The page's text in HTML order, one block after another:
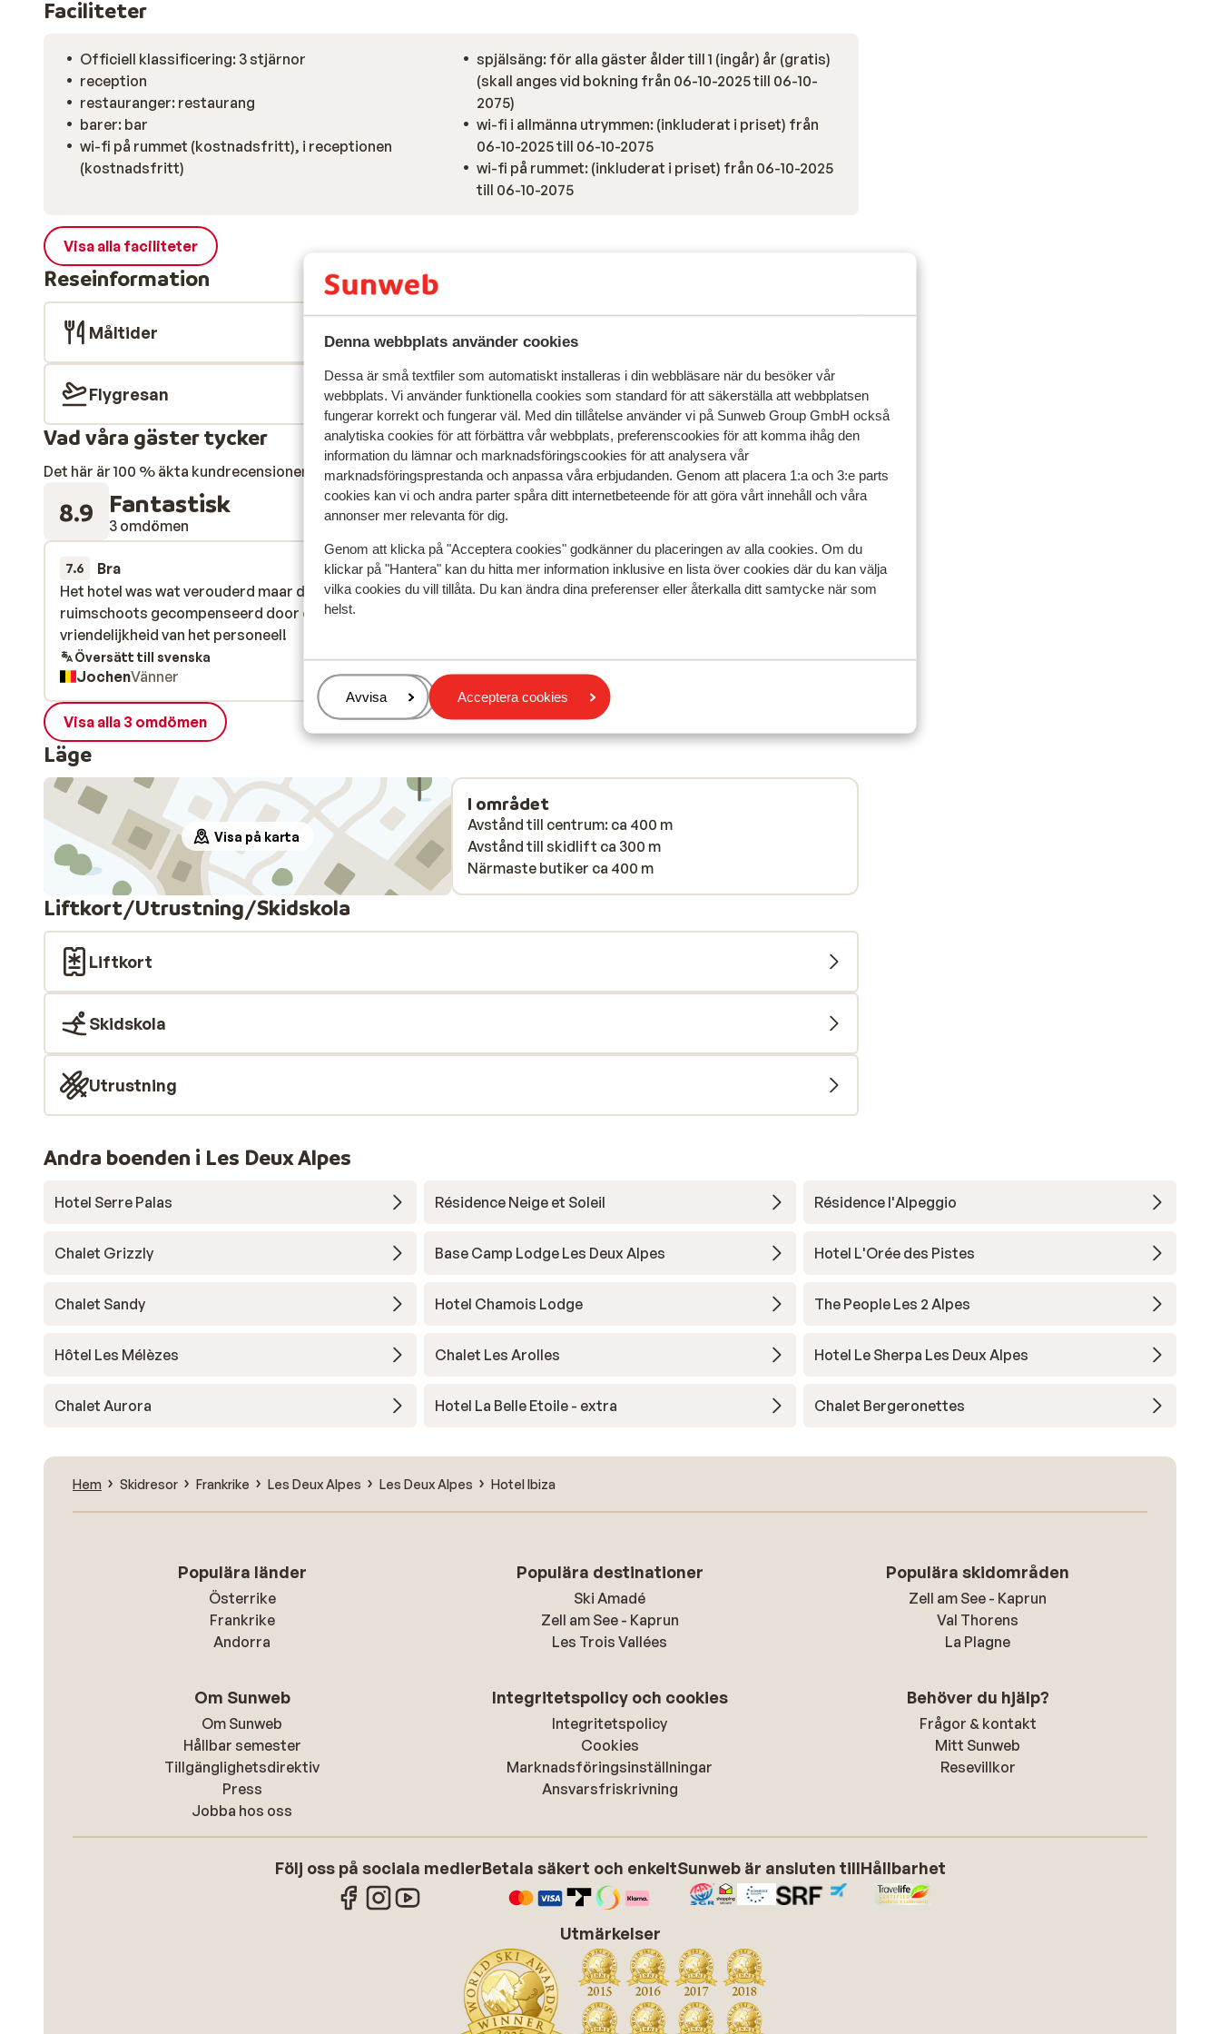
Denna webbplats använder cookies
Dessa är små textfiler som automatiskt installeras i din webbläsare när du besöker vår
webbplats. Vi använder funktionella cookies som standard för att säkerställa att webbplatsen
fungerar korrekt och fungerar väl. Med din tillåtelse använder vi på Sunweb Group GmbH också
analytiska cookies för att förbättra vår webbplats, preferenscookies för att komma ihåg den
information du lämnar och marknadsföringscookies för att analysera vår
marknadsföringsprestanda och anpassa våra erbjudanden. Genom att placera 1:a och 3:e parts
cookies kan vi och andra parter spåra ditt internetbeteende för att göra vårt innehåll och våra
annonser mer relevanta för dig.
Genom att klicka på "Acceptera cookies" godkänner du placeringen av alla cookies. Om du
klickar på "Hantera" kan du hitta mer information inklusive en lista över cookies där du kan välja
vilka cookies du vill tillåta. Du kan ändra dina preferenser eller återkalla ditt samtycke när som
helst.
Hantera
Avvisa Acceptera cookies
Faciliteter
Officiell klassificering: 3 stjärnor
reception
restauranger: restaurang
barer: bar
wi-fi på rummet (kostnadsfritt), i receptionen
(kostnadsfritt)
spjälsäng: för alla gäster ålder till 1 (ingår) år (gratis)
(skall anges vid bokning från 06-10-2025 till 06-10-
2075)
wi-fi i allmänna utrymmen: (inkluderat i priset) från
06-10-2025 till 06-10-2075
wi-fi på rummet: (inkluderat i priset) från 06-10-2025
till 06-10-2075
Visa alla faciliteter
Reseinformation
Måltider
Flygresan
Vad våra gäster tycker
Det här är 100 % äkta kundrecensioner som verkligen speglar deras upplevelser av vår produkt. Mer om recensioner
8.9 Fantastisk
3 omdömen
7.6 Bra
5 apr. 2025
Het hotel was wat verouderd maar dit werd
ruimschoots gecompenseerd door de gastvrijheid en
vriendelijkheid van het personeel!
Het hotel was wat verouderd maar dit werd
ruimschoots gecompenseerd door de gastvrijheid en
vriendelijkheid van het personeel!
Översätt till svenska
JochenVänner
9.3 Fantastisk
4 apr. 2025
comfortabel
comfortabel
AnnaEnsam förälder
Visa alla 3 omdömen
Läge
Visa på karta
I området
Avstånd till centrum: ca 400 m
Avstånd till skidlift ca 300 m
Närmaste butiker ca 400 m
Liftkort/Utrustning/Skidskola
Liftkort
Skidskola
Utrustning
Andra boenden i Les Deux Alpes
Hotel Serre Palas Résidence Neige et Soleil Résidence l'Alpeggio
Chalet Grizzly Base Camp Lodge Les Deux Alpes Hotel L'Orée des Pistes
Chalet Sandy Hotel Chamois Lodge The People Les 2 Alpes
Hôtel Les Mélèzes Chalet Les Arolles Hotel Le Sherpa Les Deux Alpes
Chalet Aurora Hotel La Belle Etoile - extra Chalet Bergeronettes
Hem Skidresor Frankrike Les Deux Alpes Les Deux Alpes Hotel Ibiza
Populära länder
Österrike
Frankrike
Andorra
Populära destinationer
Ski Amadé
Zell am See - Kaprun
Les Trois Vallées
Populära skidområden
Zell am See - Kaprun
Val Thorens
La Plagne
Om Sunweb
Om Sunweb
Hållbar semester
Tillgänglighetsdirektiv
Press
Jobba hos oss
Integritetspolicy och cookies
Integritetspolicy
Cookies
Marknadsföringsinställningar
Ansvarsfriskrivning
Behöver du hjälp?
Frågor & kontakt
Mitt Sunweb
Resevillkor
Följ oss på sociala medierBetala säkert och enkeltSunweb är ansluten tillHållbarhet
Utmärkelser